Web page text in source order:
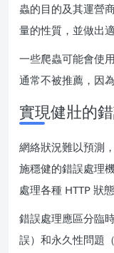
蟲的目的及其運營
量的性質，並做出
一些爬蟲可能會使
通常不被推薦，因
實現健壯的
網絡狀況難以預測
施穩健的錯誤處理
處理各種 HTTP 狀
錯誤處理應區分臨
誤）和永久性問題